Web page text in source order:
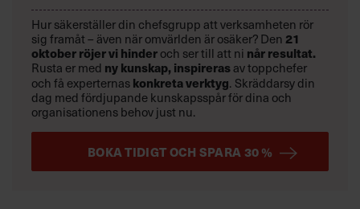
Hur säkerställer din chefsgrupp att verksamheten rör
sig framåt – även när omvärlden är osäker? Den 21
oktoberröjer vi hinderoch ser till att ni når resultat.
Rusta er med ny kunskap, inspirerasav toppchefer
och få experternaskonkreta verktyg. Skräddarsy din
dag med fördjupande kunskapsspår för dina och
organisationens behov just nu.
BOKA TIDIGT OCH SPARA 30 %